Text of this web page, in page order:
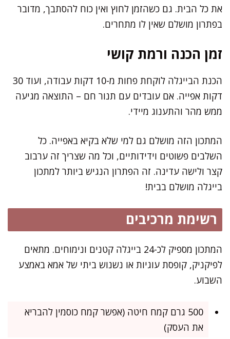
את כל הבית. גם כשהזמן לחוץ ואין כוח להסתבך, מדובר
בפתרון מושלם שאין לו מתחרים.
זמן הכנה ורמת קושי
הכנת הבייגלה לוקחת פחות מ-10 דקות עבודה, ועוד 30
דקות אפייה. אם עובדים עם תנור חם – התוצאה מגיעה
ממש מהר והתענוג מיידי.
המתכון הזה מושלם גם למי שלא בקיא באפייה. כל
השלבים פשוטים וידידותיים, וכל מה שצריך זה ערבוב
קצר ולישה עדינה. זה הפתרון הנגיש ביותר למתכון
בייגלה מושלם בבית!
רשימת מרכיבים
המתכון מספיק לכ-24 בייגלה קטנים ונימוחים. מתאים
לפיקניק, קופסת עוגיות או נשנוש ביתי של אמא באמצע
השבוע.
500 גרם קמח חיטה (אפשר קמח כוסמין להבריא
את העסק)